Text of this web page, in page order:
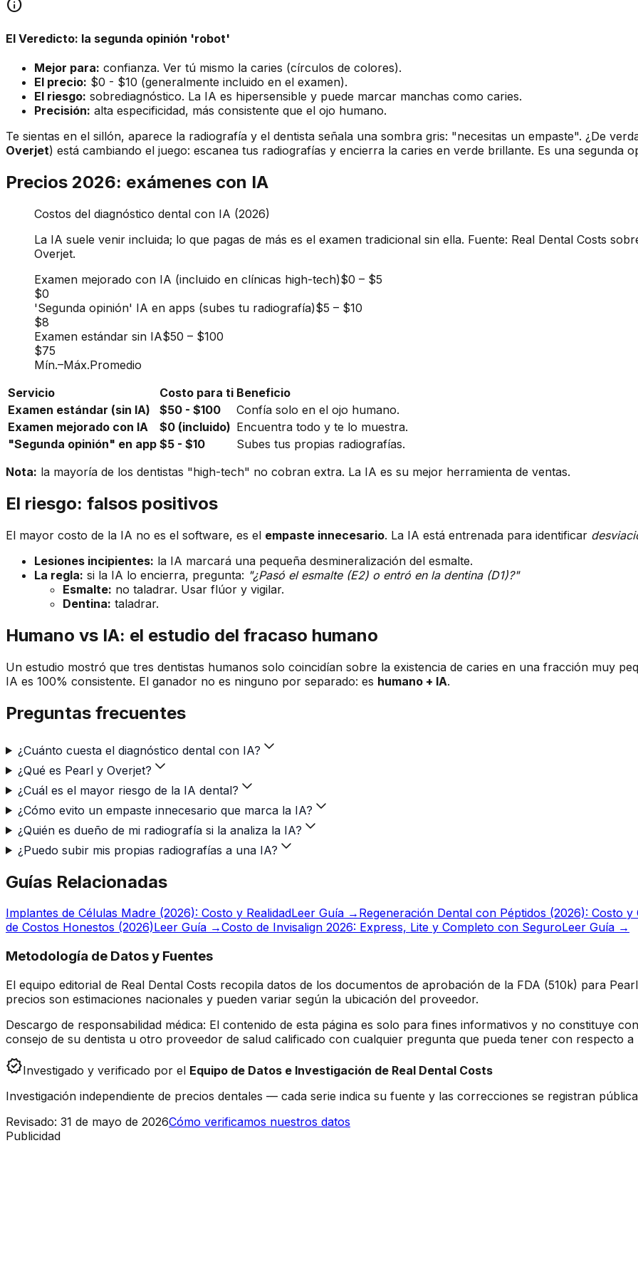
info
El Veredicto: la segunda opinión 'robot'
Mejor para: confianza. Ver tú mismo la caries (círculos de colores).
El precio: $0 - $10 (generalmente incluido en el examen).
El riesgo: sobrediagnóstico. La IA es hipersensible y puede marcar manchas como caries.
Precisión: alta especificidad, más consistente que el ojo humano.
Te sientas en el sillón, aparece la radiografía y el dentista señala una sombra gris: "necesitas un empaste". ¿De
Overjet) está cambiando el juego: escanea tus radiografías y encierra la caries en verde brillante. Es una segunda
Precios 2026: exámenes con IA
Costos del diagnóstico dental con IA (2026)
La IA suele venir incluida; lo que pagas de más es el examen tradicional sin ella. Fuente: Real Dental Costs
Overjet.
Examen mejorado con IA (incluido en clínicas high-tech)$0 – $5
$0
'Segunda opinión' IA en apps (subes tu radiografía)$5 – $10
$8
Examen estándar sin IA$50 – $100
$75
Mín.–Máx.Promedio
Servicio
Costo para ti Beneficio
Examen estándar (sin IA)
$50 - $100
Confía solo en el ojo humano.
Examen mejorado con IA
$0 (incluido) Encuentra todo y te lo muestra.
"Segunda opinión" en app $5 - $10
Subes tus propias radiografías.
Nota: la mayoría de los dentistas "high-tech" no cobran extra. La IA es su mejor herramienta de ventas.
El riesgo: falsos positivos
El mayor costo de la IA no es el software, es el empaste innecesario. La IA está entrenada para identificar
Lesiones incipientes: la IA marcará una pequeña desmineralización del esmalte.
La regla: si la IA lo encierra, pregunta: "¿Pasó el esmalte (E2) o entró en la dentina (D1)?"
Esmalte: no taladrar. Usar flúor y vigilar.
Dentina: taladrar.
Humano vs IA: el estudio del fracaso humano
Un estudio mostró que tres dentistas humanos solo coincidían sobre la existencia de caries en una fracción muy
IA es 100% consistente. El ganador no es ninguno por separado: es humano + IA.
Preguntas frecuentes
¿Cuánto cuesta el diagnóstico dental con IA?
¿Qué es Pearl y Overjet?
¿Cuál es el mayor riesgo de la IA dental?
¿Cómo evito un empaste innecesario que marca la IA?
¿Quién es dueño de mi radiografía si la analiza la IA?
¿Puedo subir mis propias radiografías a una IA?
Guías Relacionadas
Implantes de Células Madre (2026): Costo y RealidadLeer Guía → Regeneración Dental con Péptidos (2026): Costo y
de Costos Honestos (2026)Leer Guía →Costo de Invisalign 2026: Express, Lite y Completo con SeguroLeer Guía →
Metodología de Datos y Fuentes
El equipo editorial de Real Dental Costs recopila datos de los documentos de aprobación de la FDA (510k) para
precios son estimaciones nacionales y pueden variar según la ubicación del proveedor.
Descargo de responsabilidad médica: El contenido de esta página es solo para fines informativos y no constituye
consejo de su dentista u otro proveedor de salud calificado con cualquier pregunta que pueda tener con respecto a
verifiedInvestigado y verificado por el Equipo de Datos e Investigación de Real Dental Costs
Investigación independiente de precios dentales — cada serie indica su fuente y las correcciones se registran
Revisado: 31 de mayo de 2026Cómo verificamos nuestros datos
Publicidad